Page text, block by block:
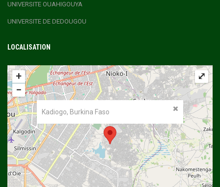
UNIVERSITE OUAHIGOUYA
UNIVERSITE DE DEDOUGOU
LOCALISATION
Kadiogo, Burkina Faso
+
−
⤢